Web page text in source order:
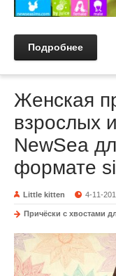
Подробнее
Женская
взрослых
NewSea
формате
Little kitten 4-11-
Причёски с хвостами